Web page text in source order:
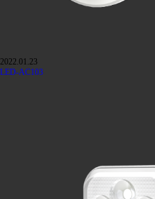
2022.01.23
LED-AC103